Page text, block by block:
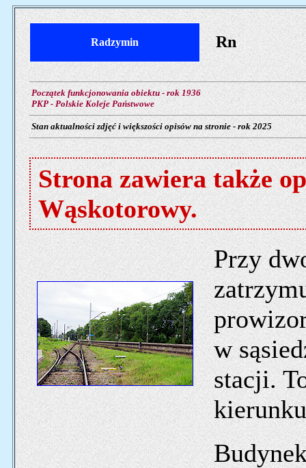
Radzymin Rn
Początek funkcjonowania obiektu - rok 1936
PKP - Polskie Koleje Państwowe
Stan aktualności zdjęć i większości opisów na stronie - rok 2025
Strona zawiera także
Wąskotorowy.
Przy
w
stacji.